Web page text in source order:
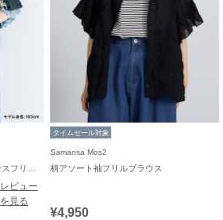
レビュー
を見る
タイムセール対象
Samansa Mos2
柄アソート袖フリルブラウス
¥4,950